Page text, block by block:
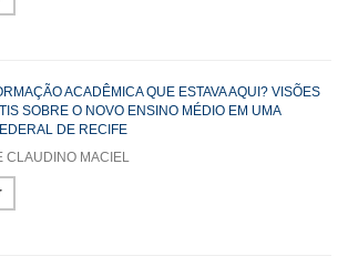
ACADÊMICA QUE ESTAVA AQUI? VISÕES
SOBRE O NOVO ENSINO MÉDIO EM UMA
DE RECIFE
CLAUDINO MACIEL